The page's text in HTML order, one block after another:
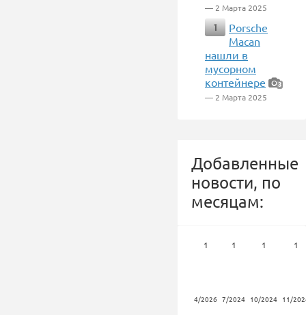
— 2 Марта 2025
1
Porsche
Macan
нашли в
мусорном
контейнере
3
— 2 Марта 2025
Добавленные
новости, по
месяцам:
1
4/2026
1
7/2024
1
10/2024
1
11/